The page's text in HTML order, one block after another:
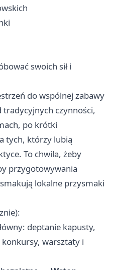
swoich sił i
do wspólnej zabawy
czynności,
po krótki
tych, którzy lubią
To chwila, żeby
przygotowywania
lokalne przysmaki
deptanie kapusty,
konkursy, warsztaty i